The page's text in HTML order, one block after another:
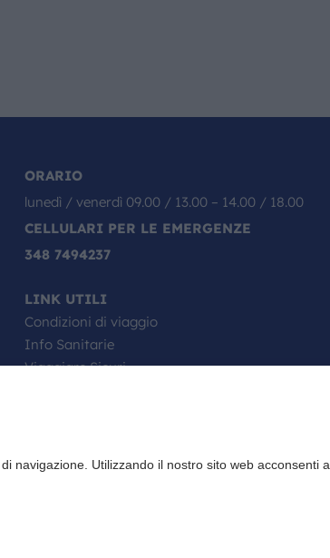
ORARIO
lunedì / venerdì 09.00 / 13.00 – 14.00 / 18.00
CELLULARI PER LE EMERGENZE
348 7494237
LINK UTILI
Condizioni di viaggio
Info Sanitarie
Viaggiare Sicuri
Faq
navigazione. Utilizzando il nostro sito web acconsenti a